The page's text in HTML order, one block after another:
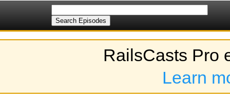
RailsCasts Pro
Learn